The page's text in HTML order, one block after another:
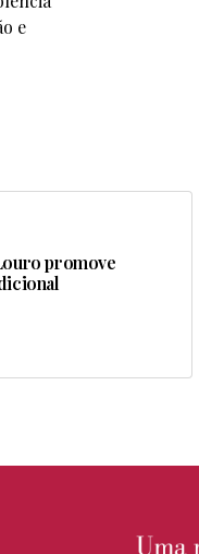
e
promove